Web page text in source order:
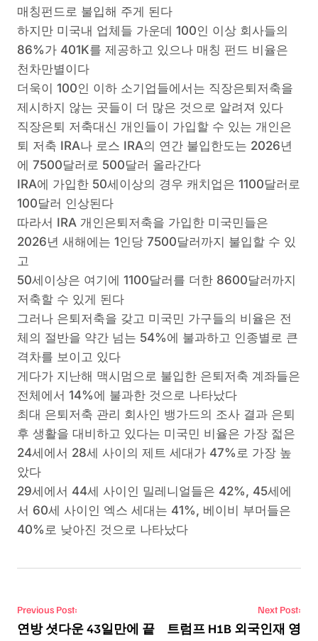
매칭펀드로 불입해 주게 된다
하지만 미국내 업체들 가운데 100인 이상 회사들의
86%가 401K를 제공하고 있으나 매칭 펀드 비율은
천차만별이다
더욱이 100인 이하 소기업들에서는 직장은퇴저축을
제시하지 않는 곳들이 더 많은 것으로 알려져 있다
직장은퇴 저축대신 개인들이 가입할 수 있는 개인은
퇴 저축 IRA나 로스 IRA의 연간 불입한도는 2026년
에 7500달러로 500달러 올라간다
IRA에 가입한 50세이상의 경우 캐치업은 1100달러로
100달러 인상된다
따라서 IRA 개인은퇴저축을 가입한 미국민들은
2026년 새해에는 1인당 7500달러까지 불입할 수 있
고
50세이상은 여기에 1100달러를 더한 8600달러까지
저축할 수 있게 된다
그러나 은퇴저축을 갖고 미국민 가구들의 비율은 전
체의 절반을 약간 넘는 54%에 불과하고 인종별로 큰
격차를 보이고 있다
게다가 지난해 맥시멈으로 불입한 은퇴저축 계좌들은
전체에서 14%에 불과한 것으로 나타났다
최대 은퇴저축 관리 회사인 뱅가드의 조사 결과 은퇴
후 생활을 대비하고 있다는 미국민 비율은 가장 젋은
24세에서 28세 사이의 제트 세대가 47%로 가장 높
았다
29세에서 44세 사이인 밀레니얼들은 42%, 45세에
서 60세 사이인 엑스 세대는 41%, 베이비 부머들은
40%로 낮아진 것으로 나타났다
Post navigation
Previous Post:
연방 셧다운 43일만에 끝
Next Post:
트럼프 H1B 외국인재 영